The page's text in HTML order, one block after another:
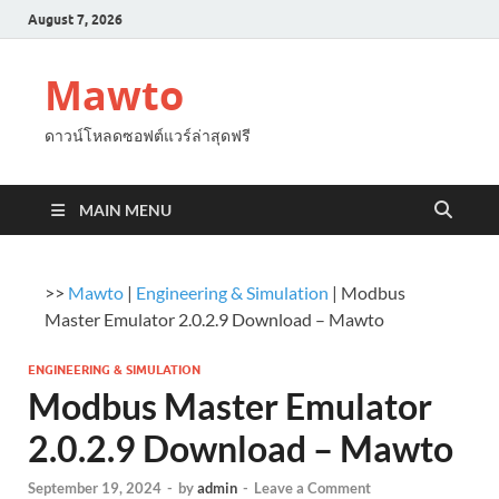
August 7, 2026
Mawto
ดาวน์โหลดซอฟต์แวร์ล่าสุดฟรี
MAIN MENU
>> Mawto | Engineering & Simulation | Modbus
Master Emulator 2.0.2.9 Download – Mawto
ENGINEERING & SIMULATION
Modbus Master Emulator
2.0.2.9 Download – Mawto
September 19, 2024 - byadmin - Leave a Comment